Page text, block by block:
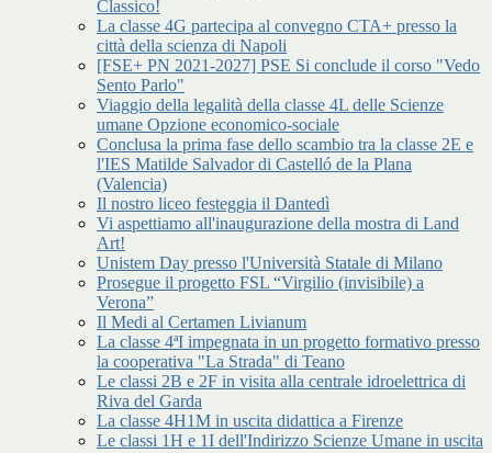
Classico!
La classe 4G partecipa al convegno CTA+ presso la
città della scienza di Napoli
[FSE+ PN 2021-2027] PSE Si conclude il corso "Vedo
Sento Parlo"
Viaggio della legalità della classe 4L delle Scienze
umane Opzione economico-sociale
Conclusa la prima fase dello scambio tra la classe 2E e
l'IES Matilde Salvador di Castelló de la Plana
(Valencia)
Il nostro liceo festeggia il Dantedì
Vi aspettiamo all'inaugurazione della mostra di Land
Art!
Unistem Day presso l'Università Statale di Milano
Prosegue il progetto FSL “Virgilio (invisibile) a
Verona”
Il Medi al Certamen Livianum
La classe 4ªI impegnata in un progetto formativo presso
la cooperativa "La Strada" di Teano
Le classi 2B e 2F in visita alla centrale idroelettrica di
Riva del Garda
La classe 4H1M in uscita didattica a Firenze
Le classi 1H e 1I dell'Indirizzo Scienze Umane in uscita